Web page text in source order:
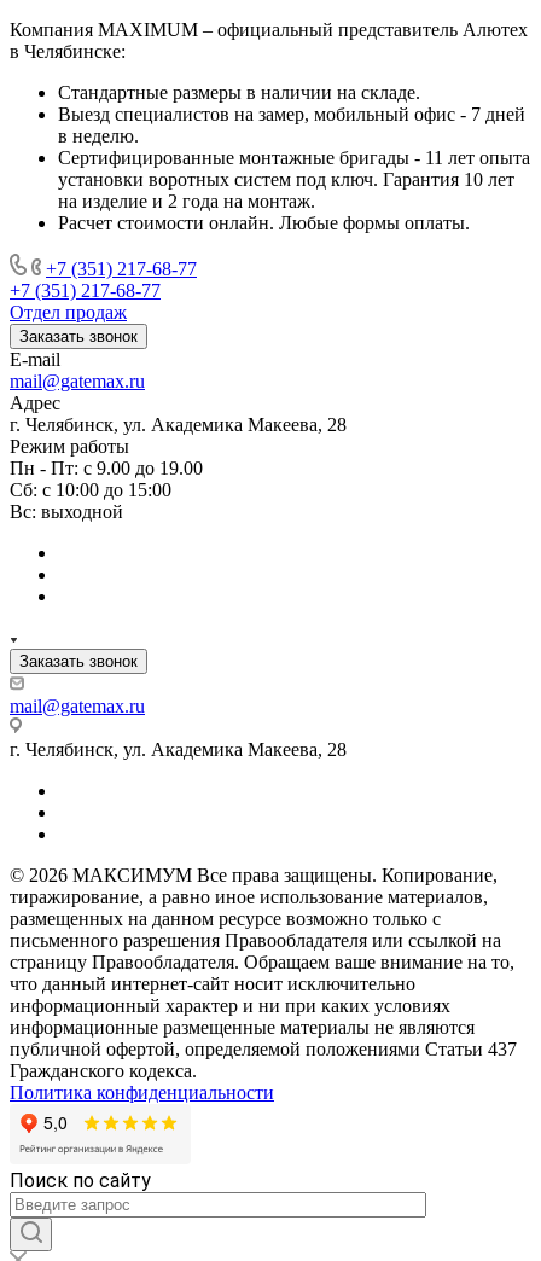
Компания MAXIMUM – официальный представитель Алютех
в Челябинске:
Стандартные размеры в наличии на складе.
Выезд специалистов на замер, мобильный офис - 7 дней
в неделю.
Сертифицированные монтажные бригады - 11 лет опыта
установки воротных систем под ключ. Гарантия 10 лет
на изделие и 2 года на монтаж.
Расчет стоимости онлайн. Любые формы оплаты.
+7 (351) 217-68-77
+7 (351) 217-68-77
Отдел продаж
Заказать звонок
E-mail
mail@gatemax.ru
Адрес
г. Челябинск, ул. Академика Макеева, 28
Режим работы
Пн - Пт: с 9.00 до 19.00
Сб: с 10:00 до 15:00
Вс: выходной
Заказать звонок
mail@gatemax.ru
г. Челябинск, ул. Академика Макеева, 28
© 2026 МАКСИМУМ Все права защищены. Копирование,
тиражирование, а равно иное использование материалов,
размещенных на данном ресурсе возможно только с
письменного разрешения Правообладателя или ссылкой на
страницу Правообладателя. Обращаем ваше внимание на то,
что данный интернет-сайт носит исключительно
информационный характер и ни при каких условиях
информационные размещенные материалы не являются
публичной офертой, определяемой положениями Статьи 437
Гражданского кодекса.
Политика конфиденциальности
Поиск по сайту